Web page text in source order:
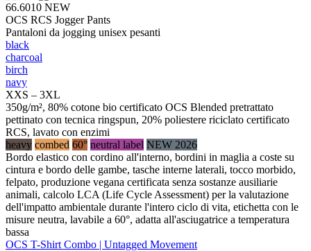
66.6010 NEW
OCS RCS Jogger Pants
Pantaloni da jogging unisex pesanti
black
charcoal
birch
navy
XXS – 3XL
350g/m², 80% cotone bio certificato OCS Blended pretrattato
pettinato con tecnica ringspun, 20% poliestere riciclato certificato
RCS, lavato con enzimi
heavy combed 60° neutral label NEW 2026
Bordo elastico con cordino all'interno, bordini in maglia a coste su
cintura e bordo delle gambe, tasche interne laterali, tocco morbido,
felpato, produzione vegana certificata senza sostanze ausiliarie
animali, calcolo LCA (Life Cycle Assessment) per la valutazione
dell'impatto ambientale durante l'intero ciclo di vita, etichetta con le
misure neutra, lavabile a 60°, adatta all'asciugatrice a temperatura
bassa
OCS T-Shirt Combo | Untagged Movement